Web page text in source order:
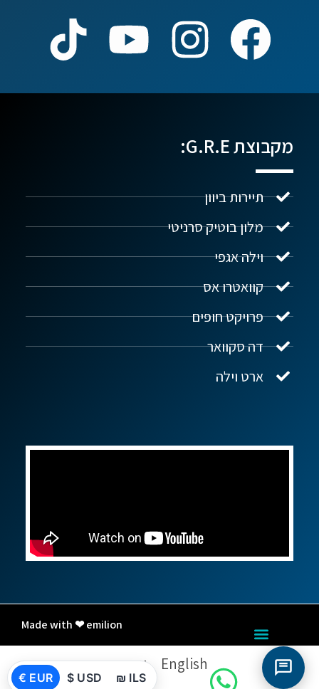
מקבוצת G.R.E:
תיירות ביוון
מלון בוטיק סרניטי
וילה אגפי
קוואטרו אס
פרויקט חופים
דה סקוואר
ארט וילה
Made with ❤ emilion
English עברית
€ EUR $ USD ₪ ILS
נדל"ן ביוון G.R.E
שלום! איך אפשר לעזור?